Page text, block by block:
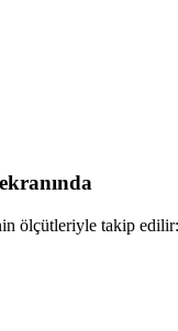
ölçütleriyle takip